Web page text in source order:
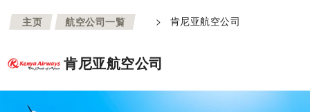
主页 >
航空公司一覧 > 肯尼亚航空公司
肯尼亚航空公司